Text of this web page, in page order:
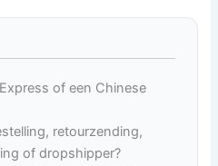
of een Chinese
retourzending,
of dropshipper?